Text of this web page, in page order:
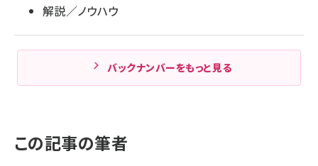
解説／ノウハウ
バックナンバーをもっと見る
この記事の筆者